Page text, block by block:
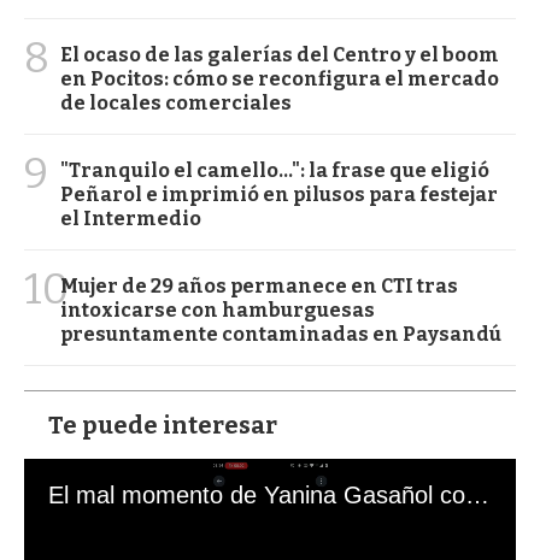
8
El ocaso de las galerías del Centro y el boom
en Pocitos: cómo se reconfigura el mercado
de locales comerciales
9
"Tranquilo el camello...": la frase que eligió
Peñarol e imprimió en pilusos para festejar
el Intermedio
10Mujer de 29 años permanece en CTI tras
intoxicarse con hamburguesas
presuntamente contaminadas en Paysandú
Te puede interesar
El mal momento de Yanina Gasañol con un hincha argentino en "Subrayado"